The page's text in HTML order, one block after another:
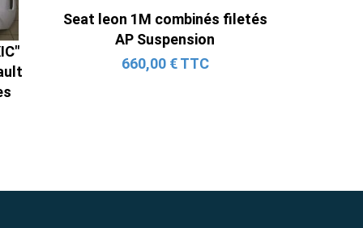
Seat leon 1M combinés filetés
AP Suspension
660,00 € TTC